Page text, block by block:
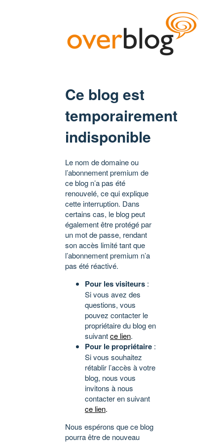
Ce blog est
temporairement
indisponible
Le nom de domaine ou
l’abonnement premium de
ce blog n’a pas été
renouvelé, ce qui explique
cette interruption. Dans
certains cas, le blog peut
également être protégé par
un mot de passe, rendant
son accès limité tant que
l’abonnement premium n’a
pas été réactivé.
Pour les visiteurs :
Si vous avez des
questions, vous
pouvez contacter le
propriétaire du blog en
suivantce lien.
Pour le propriétaire :
Si vous souhaitez
rétablir l’accès à votre
blog, nous vous
invitons à nous
contacter en suivant
ce lien.
Nous espérons que ce blog
pourra être de nouveau